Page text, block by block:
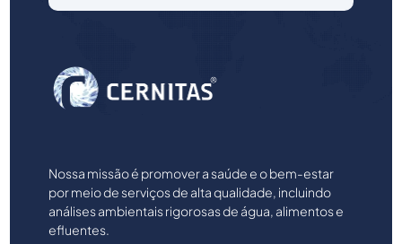
Nossa missão é promover a saúde e o bem-estar
por meio de serviços de alta qualidade, incluindo
análises ambientais rigorosas de água, alimentos e
efluentes.